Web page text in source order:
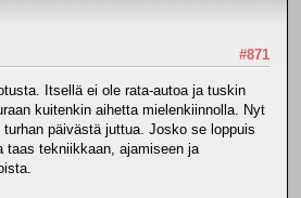
#871
Itsellä ei ole rata-autoa ja tuskin
kuitenkin aihetta mielenkiinnolla. Nyt
päivästä juttua. Josko se loppuis
taas tekniikkaan, ajamiseen ja